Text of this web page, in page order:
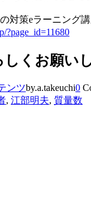
対策eラーニング講
?page_id=11680
しくお願い
ンツby.a.takeuchi0
, 江部明夫, 質量数